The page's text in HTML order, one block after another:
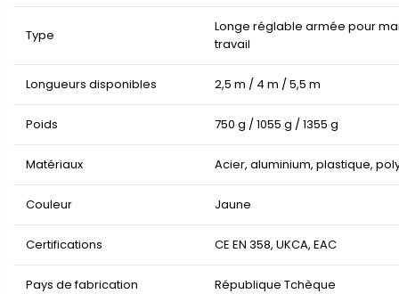
Type
Longe réglable armée pour
travail
Longueurs disponibles 2,5 m / 4 m / 5,5 m
Poids 750 g / 1055 g / 1355 g
Matériaux Acier, aluminium, plastique,
Couleur Jaune
Certifications CE EN 358, UKCA, EAC
Pays de fabrication République Tchèque